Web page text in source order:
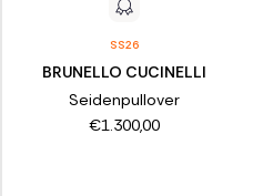
SS26
BRUNELLO CUCINELLI
Seidenpullover
€1.300,00